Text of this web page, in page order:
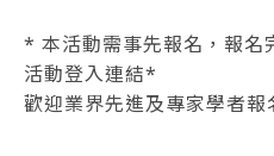
* 本活動需事先報名，報名
活動登入連結*
歡迎業界先進及專家學者報